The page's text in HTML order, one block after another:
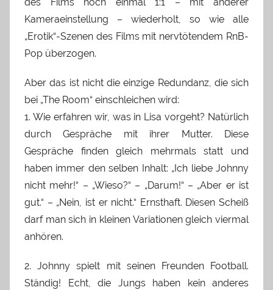
Kameraeinstellung – wiederholt, so wie alle
„Erotik“-Szenen des Films mit nervtötendem RnB-
Pop überzogen.
Aber das ist nicht die einzige Redundanz, die sich
bei „The Room“ einschleichen wird:
1. Wie erfahren wir, was in Lisa vorgeht? Natürlich
durch Gespräche mit ihrer Mutter. Diese
Gespräche finden gleich mehrmals statt und
haben immer den selben Inhalt: „Ich liebe Johnny
nicht mehr!“ – „Wieso?“ – „Darum!“ – „Aber er ist
gut.“ – „Nein, ist er nicht.“ Ernsthaft. Diesen Scheiß
darf man sich in kleinen Variationen gleich viermal
anhören.
2. Johnny spielt mit seinen Freunden Football.
Ständig! Echt, die Jungs haben kein anderes